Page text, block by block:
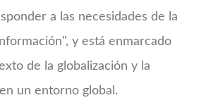
a las necesidades de la
y está enmarcado
de la globalización y la
un entorno global.